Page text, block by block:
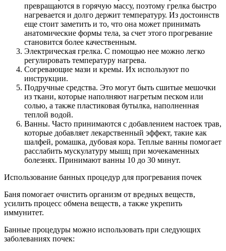
превращаются в горячую массу, поэтому грелка быстро
нагревается и долго держит температуру. Из достоинств
еще стоит заметить и то, что она может принимать
анатомические формы тела, за счет этого прогревание
становится более качественным.
Электрическая грелка. С помощью нее можно легко
регулировать температуру нагрева.
Согревающие мази и кремы. Их используют по
инструкции.
Подручные средства. Это могут быть сшитые мешочки
из ткани, которые наполняют нагретым песком или
солью, а также пластиковая бутылка, наполненная
теплой водой.
Ванны. Часто принимаются с добавлением настоек трав,
которые добавляет лекарственный эффект, такие как
шалфей, ромашка, дубовая кора. Теплые ванны помогает
расслабить мускулатуру мышц при мочекаменных
болезнях. Принимают ванны 10 до 30 минут.
Использование банных процедур для прогревания почек
Баня помогает очистить организм от вредных веществ,
усилить процесс обмена веществ, а также укрепить
иммунитет.
Банные процедуры можно использовать при следующих
заболеваниях почек: